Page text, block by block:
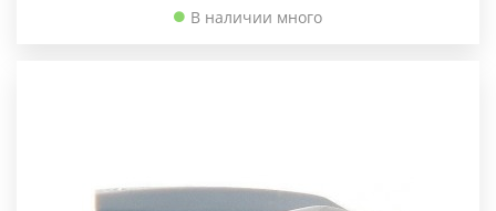
В наличии много